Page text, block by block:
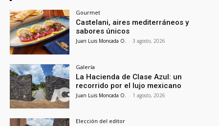
Gourmet
Castelani, aires mediterráneos y
sabores únicos
Juan Luis Moncada O. - 3 agosto, 2026
Galería
La Hacienda de Clase Azul: un
recorrido por el lujo mexicano
Juan Luis Moncada O. - 1 agosto, 2026
Elección del editor